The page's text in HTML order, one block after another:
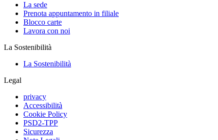
La sede
Prenota appuntamento in filiale
Blocco carte
Lavora con noi
La Sostenibilità
La Sostenibilità
Legal
privacy
Accessibilità
Cookie Policy
PSD2-TPP
Sicurezza